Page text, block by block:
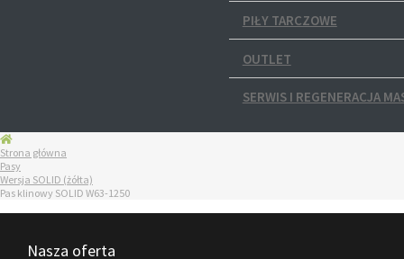
PIŁY TARCZOWE
OUTLET
SERWIS I REGENERACJA
Strona główna
Pasy
Wersja SOLID (żółta)
Pas klinowy SOLID W63-1250
Nasza oferta